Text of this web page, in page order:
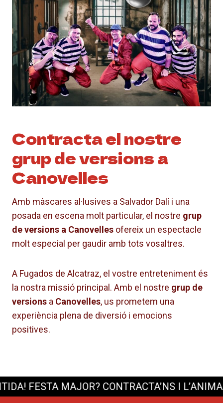
Contracta el nostre
grup de versions a
Canovelles
Amb màscares al·lusives a Salvador Dalí i una
posada en escena molt particular, el nostre grup
de versions a Canovelles ofereix un espectacle
molt especial per gaudir amb tots vosaltres.
A Fugados de Alcatraz, el vostre entreteniment és
la nostra missió principal. Amb el nostre grup de
versions a Canovelles, us prometem una
experiència plena de diversió i emocions
positives.
FESTA MAJOR? CONTRACTA’NS I